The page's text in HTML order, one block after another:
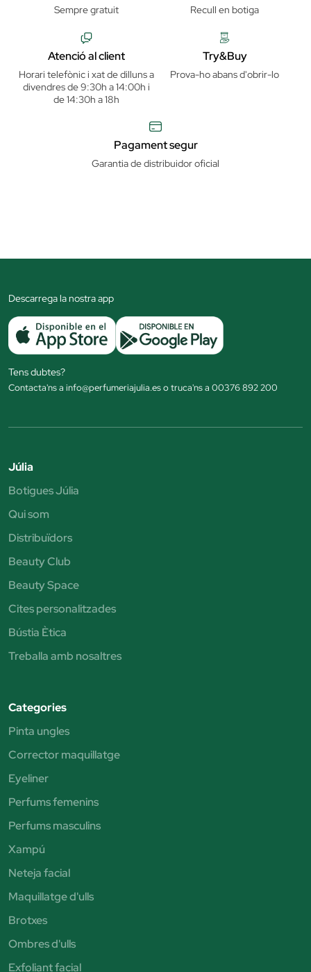
Sempre gratuit Recull en botiga
Atenció al client
Horari telefònic i xat de dilluns a
divendres de 9:30h a 14:00h i
de 14:30h a 18h
Try&Buy
Prova-ho abans d'obrir-lo
Pagament segur
Garantia de distribuidor oficial
Descarrega la nostra app
Tens dubtes?
Contacta'ns a info@perfumeriajulia.es o truca'ns a 00376 892 200
Júlia
Botigues Júlia
Qui som
Distribuïdors
Beauty Club
Beauty Space
Cites personalitzades
Bústia Ètica
Treballa amb nosaltres
Categories
Pinta ungles
Corrector maquillatge
Eyeliner
Perfums femenins
Perfums masculins
Xampú
Neteja facial
Maquillatge d'ulls
Brotxes
Ombres d'ulls
Exfoliant facial